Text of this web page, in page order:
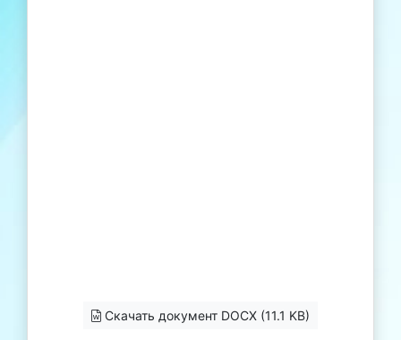
Скачать документ DOCX (11.1 KB)